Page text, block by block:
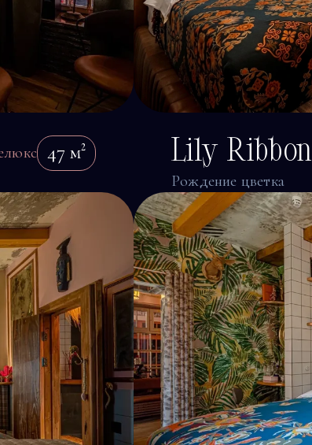
47 м² Lily Ribbon
Рождение цветка